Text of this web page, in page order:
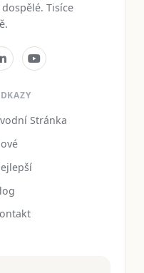
Tisíce
Stránka